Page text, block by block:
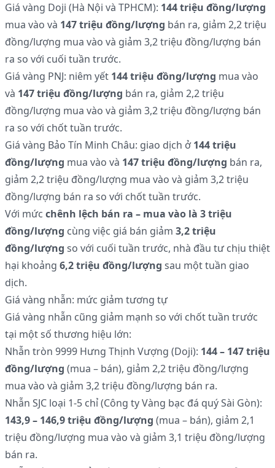
Giá vàng Doji (Hà Nội và TPHCM): 144 triệu đồng/lượng
mua vào và 147 triệu đồng/lượng bán ra, giảm 2,2 triệu
đồng/lượng mua vào và giảm 3,2 triệu đồng/lượng bán
ra so với cuối tuần trước.
Giá vàng PNJ: niêm yết 144 triệu đồng/lượng mua vào
và 147 triệu đồng/lượng bán ra, giảm 2,2 triệu
đồng/lượng mua vào và giảm 3,2 triệu đồng/lượng bán
ra so với chốt tuần trước.
Giá vàng Bảo Tín Minh Châu: giao dịch ở144 triệu
đồng/lượng mua vào và 147 triệu đồng/lượng bán ra,
giảm 2,2 triệu đồng/lượng mua vào và giảm 3,2 triệu
đồng/lượng bán ra so với chốt tuần trước.
Với mức chênh lệch bán ra – mua vào là 3 triệu
đồng/lượng cùng việc giá bán giảm 3,2 triệu
đồng/lượng so với cuối tuần trước, nhà đầu tư chịu thiệt
hại khoảng 6,2 triệu đồng/lượng sau một tuần giao
dịch.
Giá vàng nhẫn: mức giảm tương tự
Giá vàng nhẫn cũng giảm mạnh so với chốt tuần trước
tại một số thương hiệu lớn:
Nhẫn tròn 9999 Hưng Thịnh Vượng (Doji): 144 – 147 triệu
đồng/lượng (mua – bán), giảm 2,2 triệu đồng/lượng
mua vào và giảm 3,2 triệu đồng/lượng bán ra.
Nhẫn SJC loại 1-5 chỉ (Công ty Vàng bạc đá quý Sài Gòn):
143,9 – 146,9 triệu đồng/lượng (mua – bán), giảm 2,1
triệu đồng/lượng mua vào và giảm 3,1 triệu đồng/lượng
bán ra.